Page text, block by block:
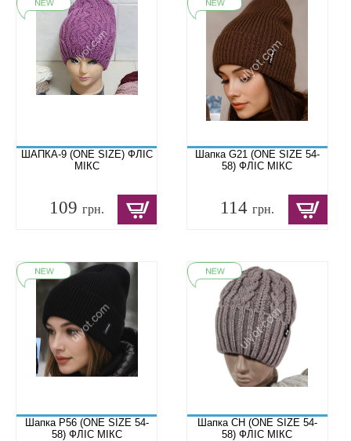
ШАПКА-9 (ONE SIZE) ФЛІС
МІКС
109 грн.
Шапка G21 (ONE SIZE 54-
58) ФЛІС МІКС
114грн.
Шапка P56 (ONE SIZE 54-
58) ФЛІС МІКС
Шапка CH (ONE SIZE 54-
58) ФЛІС МІКС